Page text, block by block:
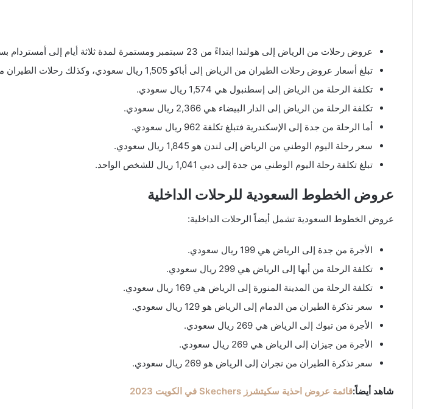
عروض رحلات من الرياض إلى هولندا ابتداءً من 23 سبتمبر ومستمرة لمدة ثلاثة أيام إلى أمستردام بسعر 1,996 ريال سعودي.
تبلغ أسعار عروض رحلات الطيران من الرياض إلى أباكو 1,505 ريال سعودي، وكذلك رحلات الطيران من الرياض إلى أذربيجان.
تكلفة الرحلة من الرياض إلى إسطنبول هي 1,574 ريال سعودي.
تكلفة الرحلة من الرياض إلى الدار البيضاء هي 2,366 ريال سعودي.
أما الرحلة من جدة إلى الإسكندرية فتبلغ تكلفة 962 ريال سعودي.
سعر رحلة اليوم الوطني من الرياض إلى لندن هو 1,845 ريال سعودي.
تبلغ تكلفة رحلة اليوم الوطني من جدة إلى دبي 1,041 ريال للشخص الواحد.
عروض الخطوط السعودية للرحلات الداخلية
عروض الخطوط السعودية تشمل أيضاً الرحلات الداخلية:
الأجرة من جدة إلى الرياض هي 199 ريال سعودي.
تكلفة الرحلة من أبها إلى الرياض هي 299 ريال سعودي.
تكلفة الرحلة من المدينة المنورة إلى الرياض هي 169 ريال سعودي.
سعر تذكرة الطيران من الدمام إلى الرياض هو 129 ريال سعودي.
الأجرة من تبوك إلى الرياض هي 269 ريال سعودي.
الأجرة من جيزان إلى الرياض هي 269 ريال سعودي.
سعر تذكرة الطيران من نجران إلى الرياض هو 269 ريال سعودي.
شاهد أيضاً:قائمة عروض احذية سكيتشرز Skechers في الكويت 2023